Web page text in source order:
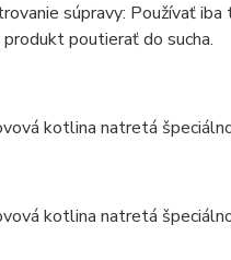
súpravy: Používať
produkt poutierať do sucha.